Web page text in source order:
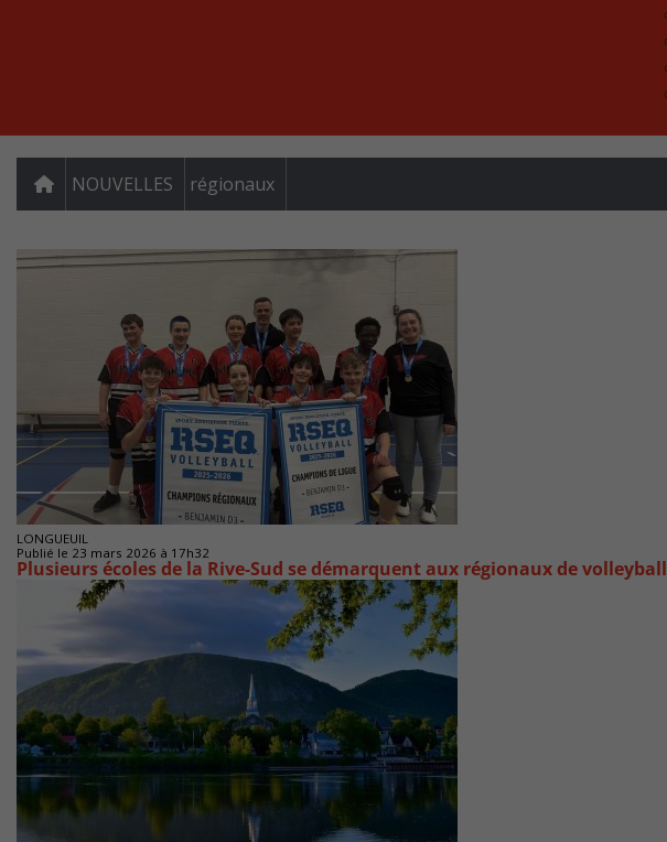
NOUVELLES régionaux
LONGUEUIL
Publié le 23 mars 2026 à 17h32
Plusieurs écoles de la Rive-Sud se démarquent aux régionaux de volleyball